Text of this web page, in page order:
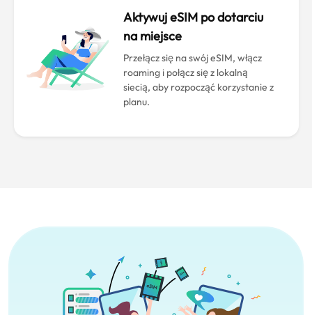
Aktywuj eSIM po dotarciu
na miejsce
Przełącz się na swój eSIM, włącz
roaming i połącz się z lokalną
siecią, aby rozpocząć korzystanie z
planu.